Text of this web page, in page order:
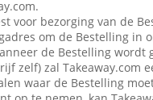
voor bezorging van de
om de Bestelling in
de Bestelling wordt
zelf) zal
waar de Bestelling